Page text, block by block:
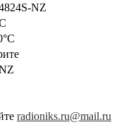
NZ
radioniks.ru@mail.ru